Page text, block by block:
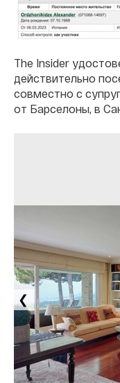
The Insider
действительно
совместно с
от Барселоны, в
❮